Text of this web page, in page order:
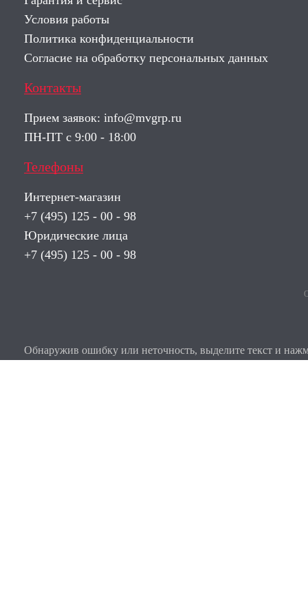
Условия работы
Политика конфиденциальности
Согласие на обработку персональных данных
Контакты
Прием заявок: info@mvgrp.ru
ПН-ПТ с 9:00 - 18:00
Телефоны
Интернет-магазин
+7 (495) 125 - 00 - 98
Юридические лица
+7 (495) 125 - 00 - 98
Обнаружив ошибку или неточность, выделите текст и